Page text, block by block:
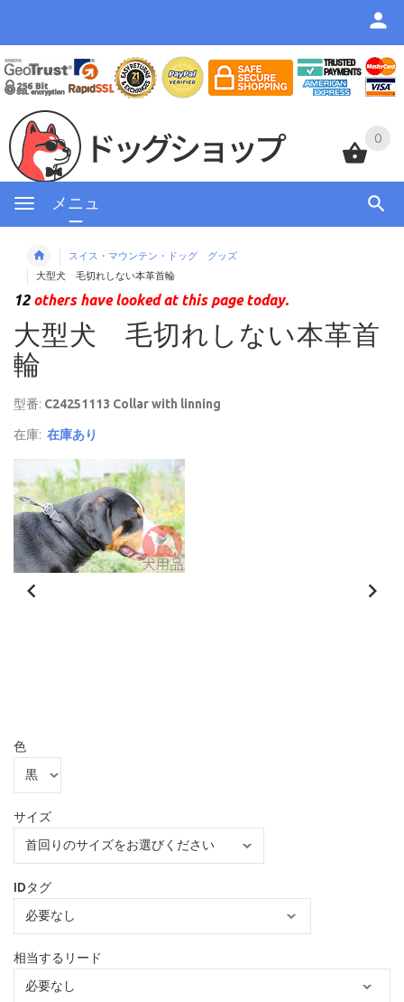
0
メニュ
ー
0
スイス・マウンテン・ドッグ グッズ
大型犬 毛切れしない本革首輪
12others have looked at this page today.
大型犬 毛切れしない本革首
輪
型番: C24251113 Collar with linning
在庫: 在庫あり
色
サイズ
IDタグ
相当するリード